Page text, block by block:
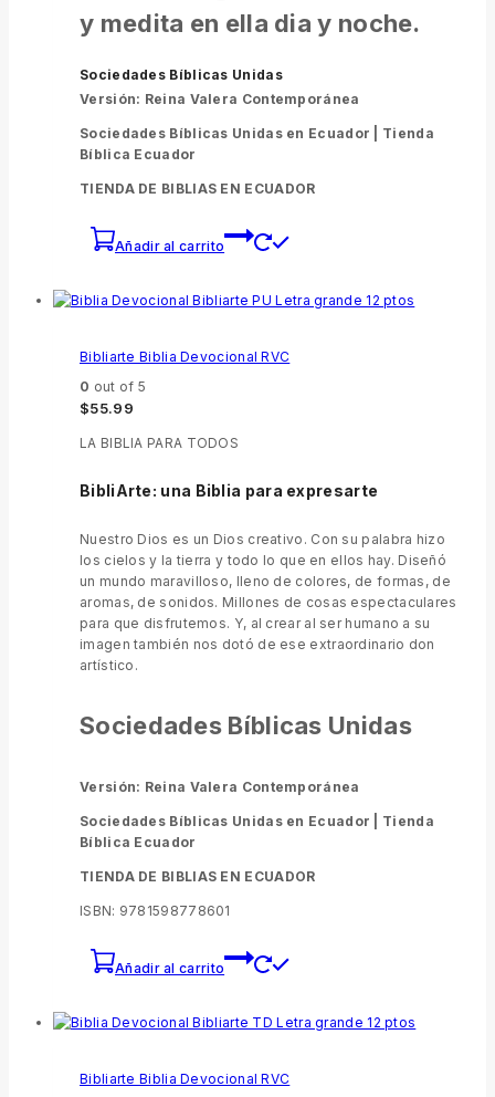
y medita en ella dia y noche.
Sociedades Bíblicas Unidas
Versión: Reina Valera Contemporánea
Sociedades Bíblicas Unidas en Ecuador | Tienda
Bíblica Ecuador
TIENDA DE BIBLIAS EN ECUADOR
Añadir al carrito
Bibliarte Biblia Devocional RVC
0 out of 5
$55.99
LA BIBLIA PARA TODOS
BibliArte: una Biblia para expresarte
Nuestro Dios es un Dios creativo. Con su palabra hizo
los cielos y la tierra y todo lo que en ellos hay. Diseñó
un mundo maravilloso, lleno de colores, de formas, de
aromas, de sonidos. Millones de cosas espectaculares
para que disfrutemos. Y, al crear al ser humano a su
imagen también nos dotó de ese extraordinario don
artístico.
Sociedades Bíblicas Unidas
Versión: Reina Valera Contemporánea
Sociedades Bíblicas Unidas en Ecuador | Tienda
Bíblica Ecuador
TIENDA DE BIBLIAS EN ECUADOR
ISBN: 9781598778601
Añadir al carrito
Bibliarte Biblia Devocional RVC